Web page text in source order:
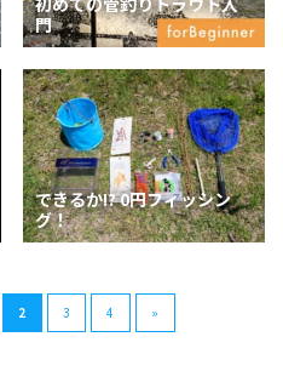
門
できるか!? 0円フィッシン
グ！
2 3 4 »